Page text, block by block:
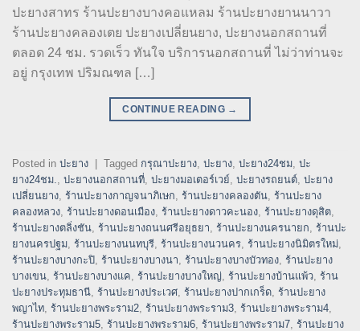
ปะยางสาทร ร้านปะยางบางคอแหลม ร้านปะยางยานนาวา
ร้านปะยางคลองเตย ปะยางเปลี่ยนยาง, ปะยางนอกสถานที่
ตลอด 24 ชม. รวดเร็ว ทันใจ บริการนอกสถานที่ ไม่ว่าท่านจะ
อยู่ กรุงเทพ ปริมณฑล […]
CONTINUE READING →
Posted in ปะยาง Tagged กรุณาปะยาง ปะยาง ปะยาง24ชม ปะ
ยาง24ชม.
ปะยางนอกสถานที่ ปะยางมอเตอร์เวย์ ปะยางรถยนต์ ปะยาง
เปลี่ยนยาง ร้านปะยางกาญจนาภิเษก ร้านปะยางคลองตัน ร้านปะยาง
คลองหลวง ร้านปะยางดอนเมือง ร้านปะยางดาวคะนอง ร้านปะยางดุสิต
ร้านปะยางตลิ่งชัน ร้านปะยางถนนศรีอยุธยา ร้านปะยางนครนายก ร้านปะ
ยางนครปฐม ร้านปะยางนนทบุรี ร้านปะยางนวนคร ร้านปะยางนิมิตรใหม่
ร้านปะยางบางกะปิ
ร้านปะยางบางนา ร้านปะยางบางบัวทอง ร้านปะยาง
บางเขน ร้านปะยางบางแค ร้านปะยางบางใหญ่ ร้านปะยางบ้านแพ้ว ร้าน
ปะยางประทุมธานี ร้านปะยางประเวศ ร้านปะยางปากเกร็ด ร้านปะยาง
พญาไท ร้านปะยางพระราม2 ร้านปะยางพระราม3 ร้านปะยางพระราม4
ร้านปะยางพระราม5 ร้านปะยางพระราม6 ร้านปะยางพระราม7 ร้านปะยาง